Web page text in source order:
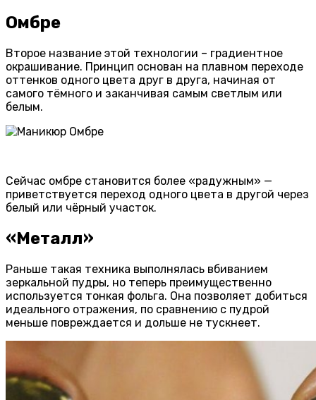
Омбре
Второе название этой технологии – градиентное
окрашивание. Принцип основан на плавном переходе
оттенков одного цвета друг в друга, начиная от
самого тёмного и заканчивая самым светлым или
белым.
Сейчас омбре становится более «радужным» —
приветствуется переход одного цвета в другой через
белый или чёрный участок.
«Металл»
Раньше такая техника выполнялась вбиванием
зеркальной пудры, но теперь преимущественно
используется тонкая фольга. Она позволяет добиться
идеального отражения, по сравнению с пудрой
меньше повреждается и дольше не тускнеет.